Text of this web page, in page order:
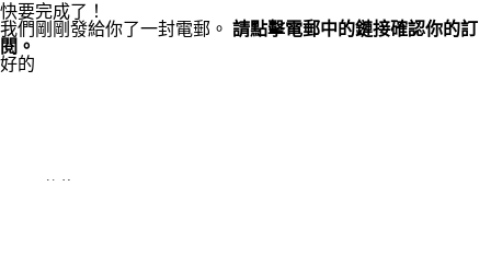
快要完成了！
我們剛剛發給你了一封電郵。 請點擊電郵中的鏈接確認你的訂
閱。
好的